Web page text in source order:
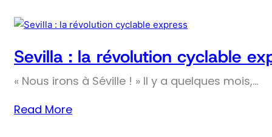
Sevilla : la révolution cyclable
« Nous irons à Séville ! » Il y a quelques mois,…
Read More